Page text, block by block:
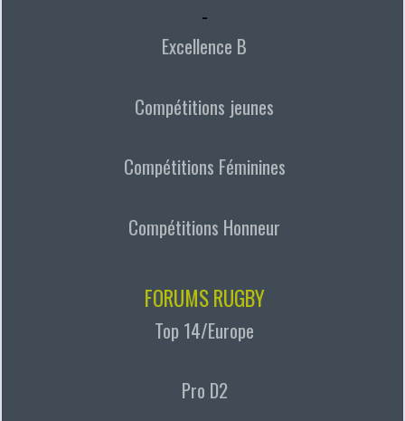
-
Excellence B
Compétitions jeunes
Compétitions Féminines
Compétitions Honneur
FORUMS RUGBY
Top 14/Europe
Pro D2